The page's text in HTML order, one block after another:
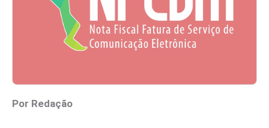
Por Redação